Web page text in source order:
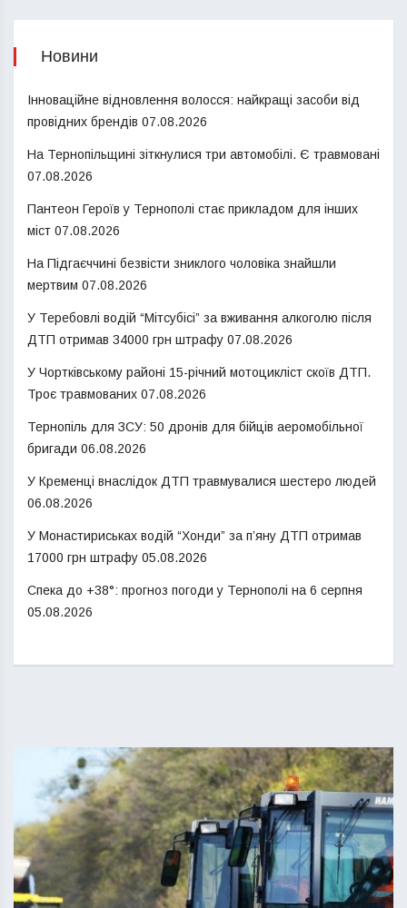
Новини
Інноваційне відновлення волосся: найкращі засоби від
провідних брендів 07.08.2026
На Тернопільщині зіткнулися три автомобілі. Є травмовані
07.08.2026
Пантеон Героїв у Тернополі стає прикладом для інших
міст 07.08.2026
На Підгаєччині безвісти зниклого чоловіка знайшли
мертвим 07.08.2026
У Теребовлі водій “Мітсубісі” за вживання алкоголю після
ДТП отримав 34000 грн штрафу 07.08.2026
У Чортківському районі 15-річний мотоцикліст скоїв ДТП.
Троє травмованих 07.08.2026
Тернопіль для ЗСУ: 50 дронів для бійців аеромобільної
бригади 06.08.2026
У Кременці внаслідок ДТП травмувалися шестеро людей
06.08.2026
У Монастириськах водій “Хонди” за п’яну ДТП отримав
17000 грн штрафу 05.08.2026
Спека до +38°: прогноз погоди у Тернополі на 6 серпня
05.08.2026